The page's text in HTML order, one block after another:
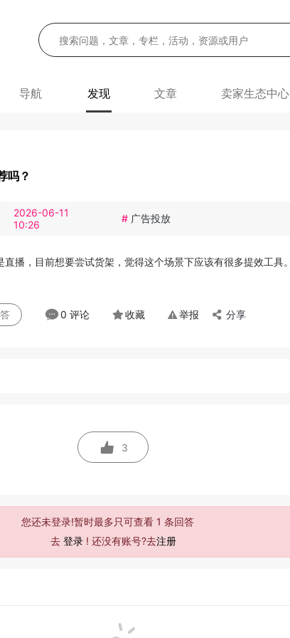
导航 发现 文章 卖家生态中心
吗？
2026-06-11
10:26
# 广告投放
播，目前想要尝试货架，觉得这个场景下应该有很多提效工具。
0 评论 收藏 举报 分享
3
您还未登录!暂时最多只可查看 1 条回答
去 登录 ! 还没有账号?去注册